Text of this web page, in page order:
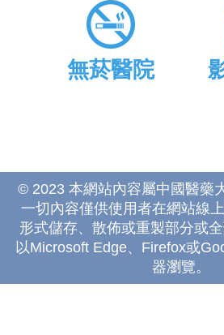
無菸醫院
© 2023 本網站內容屬中國醫藥
一切內容僅供使用者在網站線
形式儲存、散佈或重製部分或
以Microsoft Edge、Firefox或
器瀏覽。